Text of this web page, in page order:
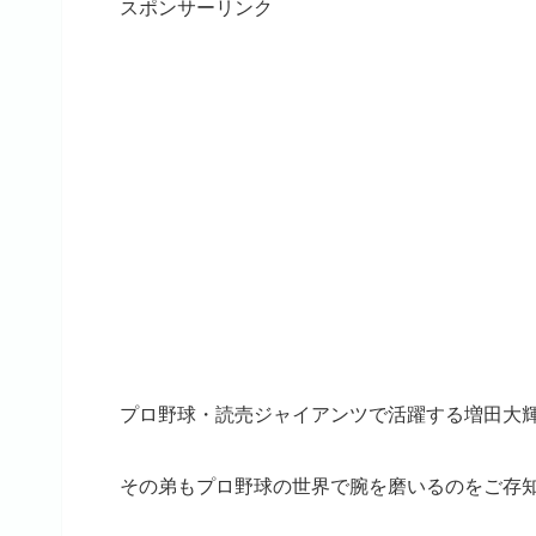
スポンサーリンク
プロ野球・読売ジャイアンツで活躍する増田大
その弟もプロ野球の世界で腕を磨いるのをご存